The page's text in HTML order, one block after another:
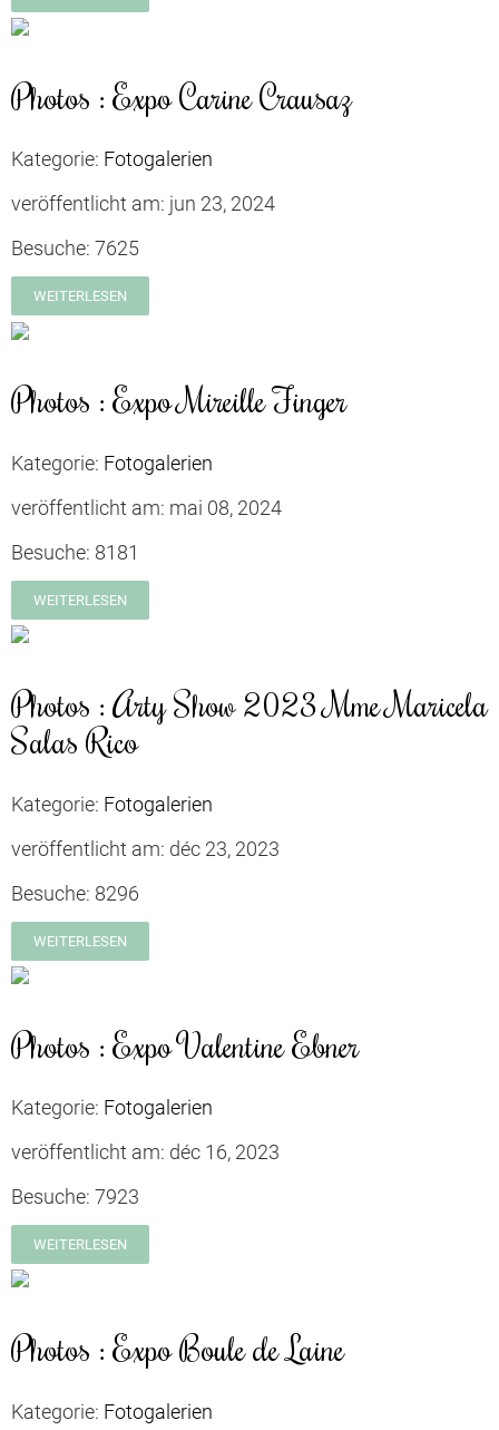
Photos : Expo Carine Crausaz
Kategorie: Fotogalerien
veröffentlicht am: jun 23, 2024
Besuche: 7625
WEITERLESEN
Photos : Expo Mireille Finger
Kategorie: Fotogalerien
veröffentlicht am: mai 08, 2024
Besuche: 8181
WEITERLESEN
Photos : Arty Show 2023 Mme Maricela
Salas Rico
Kategorie: Fotogalerien
veröffentlicht am: déc 23, 2023
Besuche: 8296
WEITERLESEN
Photos : Expo Valentine Ebner
Kategorie: Fotogalerien
veröffentlicht am: déc 16, 2023
Besuche: 7923
WEITERLESEN
Photos : Expo Boule de Laine
Kategorie: Fotogalerien